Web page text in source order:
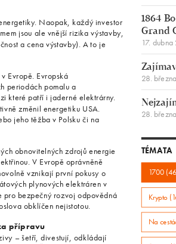
Naopak, každý investor
jsou ale vnější rizika výstavby,
a cena výstavby). A to je
Evropě. Evropská
periodách pomalu a
které patří i jaderné elektrárny.
změnil energetiku USA.
jeho těžba v Polsku či na
obnovitelných zdrojů energie
V Evropě oprávněně
vznikají první pokusy o
plynových elektráren v
pro bezpečný rozvoj odpovědná
obklíčen nejistotou.
přípravu
– šetří, divestují, odkládají
1864
Grand
17.
28.
28.
TÉMATA
1700
Krypto
Na